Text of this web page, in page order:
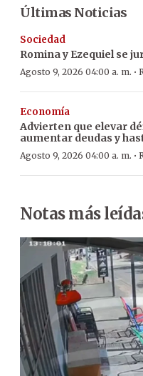
Últimas Noticias
Sociedad
Romina y Ezequiel se
Agosto 9, 2026 04:00 a. m. ·
Economía
Advierten que elevar
aumentar deudas y
Agosto 9, 2026 04:00 a. m. ·
Notas más